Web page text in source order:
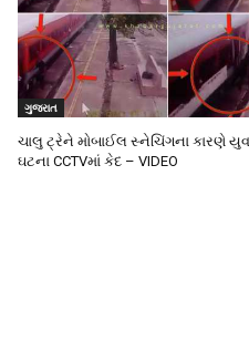
ગુજરાત
ચાલુ ટ્રેને મોબાઈલ સ્નેચિંગના કારણે
ઘટના CCTVમાં કેદ – VIDEO